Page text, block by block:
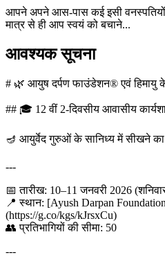
आपने अपने आस-पास कई इसी
मात्र से ही आप स्वयं को बचाने...
आवश्यक सूचना
# 🌿 आयुष दर्पण फाउंडेशन® एवं हिमायु
## 🎓 12 वीं 2-दिवसीय आवासीय
🪔 आयुर्वेद गुरुओं के सानिध्य में सीखने
---
📅 तारीख: 10–11 जनवरी 2026
📍 स्थान: [Ayush Darpan
(https://g.co/kgs/kJrsxCu)
👥 प्रतिभागियों की सीमा: 50
---